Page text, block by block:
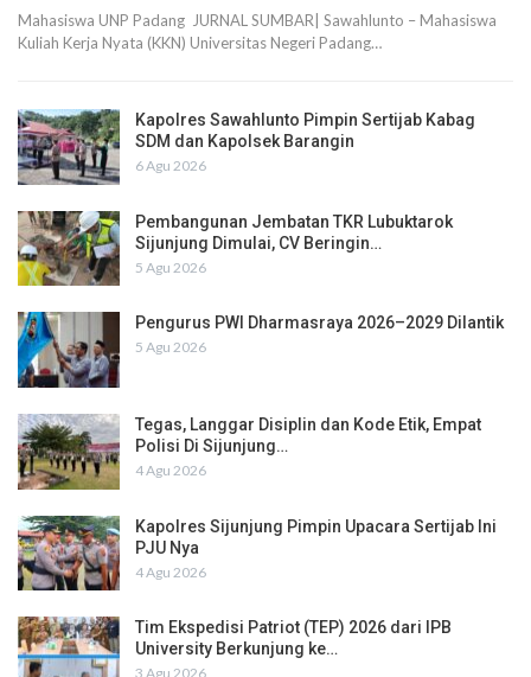
Mahasiswa UNP Padang JURNAL SUMBAR| Sawahlunto – Mahasiswa
Kuliah Kerja Nyata (KKN) Universitas Negeri Padang…
Kapolres Sawahlunto Pimpin Sertijab Kabag
SDM dan Kapolsek Barangin
6 Agu 2026
Pembangunan Jembatan TKR Lubuktarok
Sijunjung Dimulai, CV Beringin…
5 Agu 2026
Pengurus PWI Dharmasraya 2026–2029 Dilantik
5 Agu 2026
Tegas, Langgar Disiplin dan Kode Etik, Empat
Polisi Di Sijunjung…
4 Agu 2026
Kapolres Sijunjung Pimpin Upacara Sertijab Ini
PJU Nya
4 Agu 2026
Tim Ekspedisi Patriot (TEP) 2026 dari IPB
University Berkunjung ke…
3 Agu 2026